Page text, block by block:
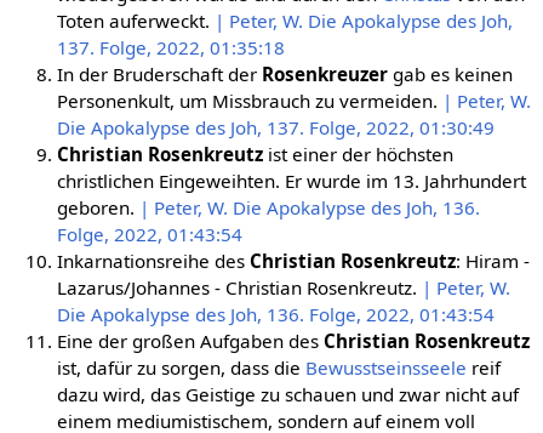
Toten auferweckt. | Peter, W. Die Apokalypse des Joh,
137. Folge, 2022, 01:35:18
In der Bruderschaft der Rosenkreuzergab es keinen
Personenkult, um Missbrauch zu vermeiden. | Peter, W.
Die Apokalypse des Joh, 137. Folge, 2022, 01:30:49
Christian Rosenkreutzist einer der höchsten
christlichen Eingeweihten. Er wurde im 13. Jahrhundert
geboren. | Peter, W. Die Apokalypse des Joh, 136.
Folge, 2022, 01:43:54
Inkarnationsreihe des Christian Rosenkreutz: Hiram -
Lazarus/Johannes - Christian Rosenkreutz. | Peter, W.
Die Apokalypse des Joh, 136. Folge, 2022, 01:43:54
Eine der großen Aufgaben des Christian Rosenkreutz
ist, dafür zu sorgen, dass die Bewusstseinsseele reif
dazu wird, das Geistige zu schauen und zwar nicht auf
einem mediumistischem, sondern auf einem voll